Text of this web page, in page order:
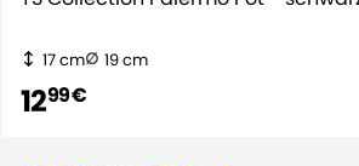
17 cm 19 cm
1299 €